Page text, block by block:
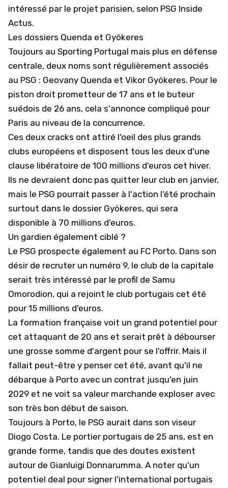
intéressé par le projet parisien, selon PSG Inside
Actus.
Les dossiers Quenda et Gyökeres
Toujours au Sporting Portugal mais plus en défense
centrale, deux noms sont régulièrement associés
au PSG : Geovany Quenda et Vikor Gyökeres. Pour le
piston droit prometteur de 17 ans et le buteur
suédois de 26 ans, cela s'annonce compliqué pour
Paris au niveau de la concurrence.
Ces deux cracks ont attiré l'oeil des plus grands
clubs européens et disposent tous les deux d'une
clause libératoire de 100 millions d'euros cet hiver.
Ils ne devraient donc pas quitter leur club en janvier,
mais le PSG pourrait passer à l'action l'été prochain
surtout dans le dossier Gyökeres, qui sera
disponible à 70 millions d'euros.
Un gardien également ciblé ?
Le PSG prospecte également au FC Porto. Dans son
désir de recruter un numéro 9, le club de la capitale
serait très intéressé par le profil de Samu
Omorodion, qui a rejoint le club portugais cet été
pour 15 millions d'euros.
La formation française voit un grand potentiel pour
cet attaquant de 20 ans et serait prêt à débourser
une grosse somme d'argent pour se l'offrir. Mais il
fallait peut-être y penser cet été, avant qu'il ne
débarque à Porto avec un contrat jusqu'en juin
2029 et ne voit sa valeur marchande exploser avec
son très bon début de saison.
Toujours à Porto, le PSG aurait dans son viseur
Diogo Costa. Le portier portugais de 25 ans, est en
grande forme, tandis que des doutes existent
autour de Gianluigi Donnarumma. A noter qu'un
potentiel deal pour signer l'international portugais